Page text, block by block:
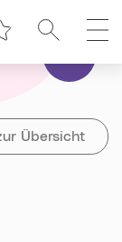
Suche
auf Facebook
Übersicht